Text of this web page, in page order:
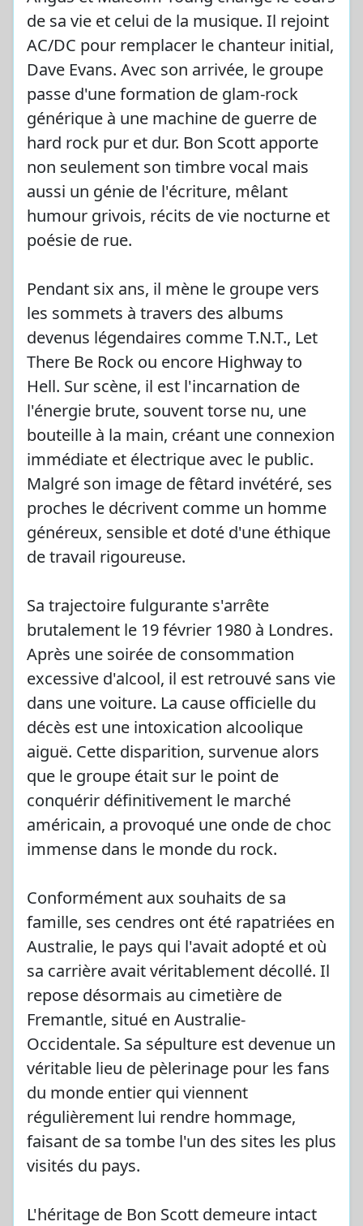
de sa vie et celui de la musique. Il rejoint
AC/DC pour remplacer le chanteur initial,
Dave Evans. Avec son arrivée, le groupe
passe d'une formation de glam-rock
générique à une machine de guerre de
hard rock pur et dur. Bon Scott apporte
non seulement son timbre vocal mais
aussi un génie de l'écriture, mêlant
humour grivois, récits de vie nocturne et
poésie de rue.
Pendant six ans, il mène le groupe vers
les sommets à travers des albums
devenus légendaires comme T.N.T., Let
There Be Rock ou encore Highway to
Hell. Sur scène, il est l'incarnation de
l'énergie brute, souvent torse nu, une
bouteille à la main, créant une connexion
immédiate et électrique avec le public.
Malgré son image de fêtard invétéré, ses
proches le décrivent comme un homme
généreux, sensible et doté d'une éthique
de travail rigoureuse.
Sa trajectoire fulgurante s'arrête
brutalement le 19 février 1980 à Londres.
Après une soirée de consommation
excessive d'alcool, il est retrouvé sans vie
dans une voiture. La cause officielle du
décès est une intoxication alcoolique
aiguë. Cette disparition, survenue alors
que le groupe était sur le point de
conquérir définitivement le marché
américain, a provoqué une onde de choc
immense dans le monde du rock.
Conformément aux souhaits de sa
famille, ses cendres ont été rapatriées en
Australie, le pays qui l'avait adopté et où
sa carrière avait véritablement décollé. Il
repose désormais au cimetière de
Fremantle, situé en Australie-
Occidentale. Sa sépulture est devenue un
véritable lieu de pèlerinage pour les fans
du monde entier qui viennent
régulièrement lui rendre hommage,
faisant de sa tombe l'un des sites les plus
visités du pays.
L'héritage de Bon Scott demeure intact